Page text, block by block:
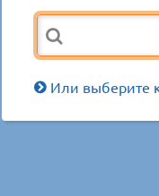
Или выберите